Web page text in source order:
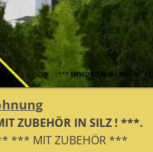
ZUBEHÖR IN SILZ ! ***.
*** MIT ZUBEHÖR ***